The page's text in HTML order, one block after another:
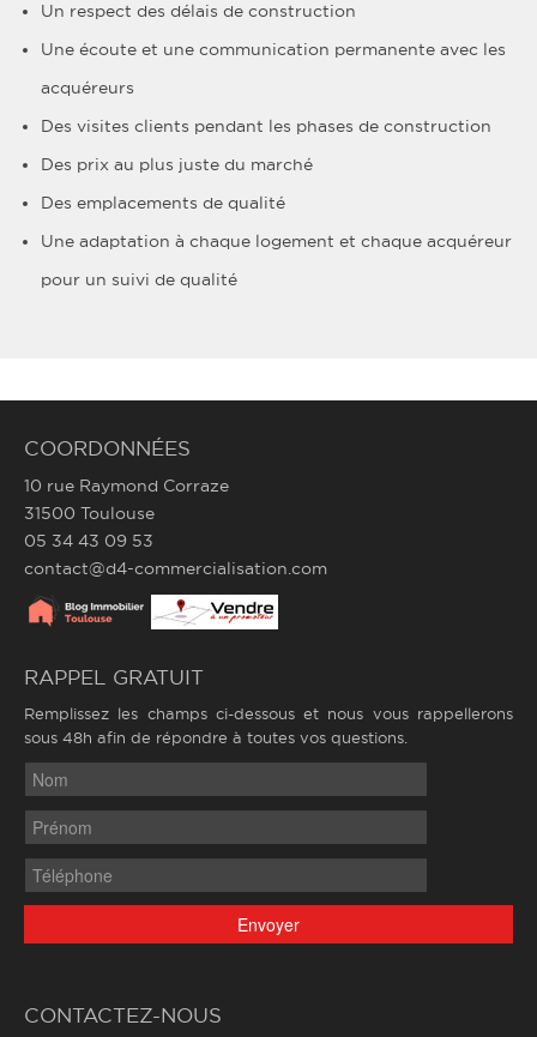
Un respect des délais de construction
Une écoute et une communication permanente avec les
acquéreurs
Des visites clients pendant les phases de construction
Des prix au plus juste du marché
Des emplacements de qualité
Une adaptation à chaque logement et chaque acquéreur
pour un suivi de qualité
COORDONNÉES
10 rue Raymond Corraze
31500 Toulouse
05 34 43 09 53
contact@d4-commercialisation.com
RAPPEL GRATUIT
Remplissez les champs ci-dessous et nous vous rappellerons
sous 48h afin de répondre à toutes vos questions.
CONTACTEZ-NOUS